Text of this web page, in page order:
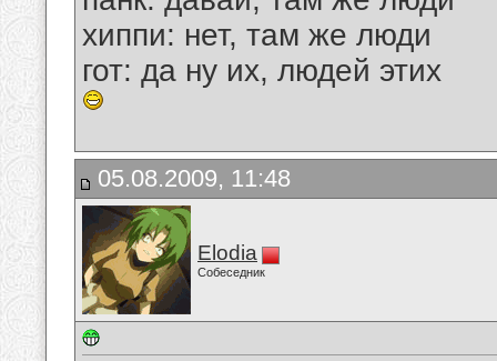
хиппи: нет, там же люди
гот: да ну их, людей этих
05.08.2009, 11:48
Elodia
Собеседник